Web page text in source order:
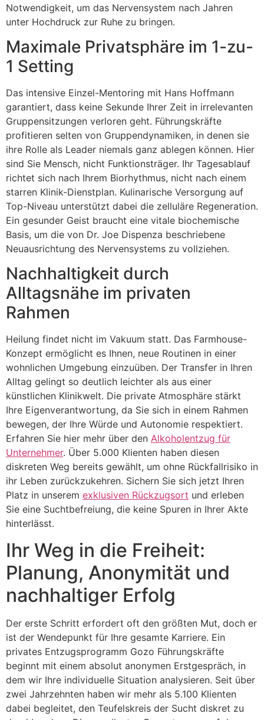
Notwendigkeit, um das Nervensystem nach Jahren
unter Hochdruck zur Ruhe zu bringen.
Maximale Privatsphäre im 1-zu-
1 Setting
Das intensive Einzel-Mentoring mit Hans Hoffmann
garantiert, dass keine Sekunde Ihrer Zeit in irrelevanten
Gruppensitzungen verloren geht. Führungskräfte
profitieren selten von Gruppendynamiken, in denen sie
ihre Rolle als Leader niemals ganz ablegen können. Hier
sind Sie Mensch, nicht Funktionsträger. Ihr Tagesablauf
richtet sich nach Ihrem Biorhythmus, nicht nach einem
starren Klinik-Dienstplan. Kulinarische Versorgung auf
Top-Niveau unterstützt dabei die zelluläre Regeneration.
Ein gesunder Geist braucht eine vitale biochemische
Basis, um die von Dr. Joe Dispenza beschriebene
Neuausrichtung des Nervensystems zu vollziehen.
Nachhaltigkeit durch
Alltagsnähe im privaten
Rahmen
Heilung findet nicht im Vakuum statt. Das Farmhouse-
Konzept ermöglicht es Ihnen, neue Routinen in einer
wohnlichen Umgebung einzuüben. Der Transfer in Ihren
Alltag gelingt so deutlich leichter als aus einer
künstlichen Klinikwelt. Die private Atmosphäre stärkt
Ihre Eigenverantwortung, da Sie sich in einem Rahmen
bewegen, der Ihre Würde und Autonomie respektiert.
Erfahren Sie hier mehr über den Alkoholentzug für
Unternehmer. Über 5.000 Klienten haben diesen
diskreten Weg bereits gewählt, um ohne Rückfallrisiko in
ihr Leben zurückzukehren. Sichern Sie sich jetzt Ihren
Platz in unserem exklusiven Rückzugsort und erleben
Sie eine Suchtbefreiung, die keine Spuren in Ihrer Akte
hinterlässt.
Ihr Weg in die Freiheit:
Planung, Anonymität und
nachhaltiger Erfolg
Der erste Schritt erfordert oft den größten Mut, doch er
ist der Wendepunkt für Ihre gesamte Karriere. Ein
privates Entzugsprogramm Gozo Führungskräfte
beginnt mit einem absolut anonymen Erstgespräch, in
dem wir Ihre individuelle Situation analysieren. Seit über
zwei Jahrzehnten haben wir mehr als 5.100 Klienten
dabei begleitet, den Teufelskreis der Sucht diskret zu